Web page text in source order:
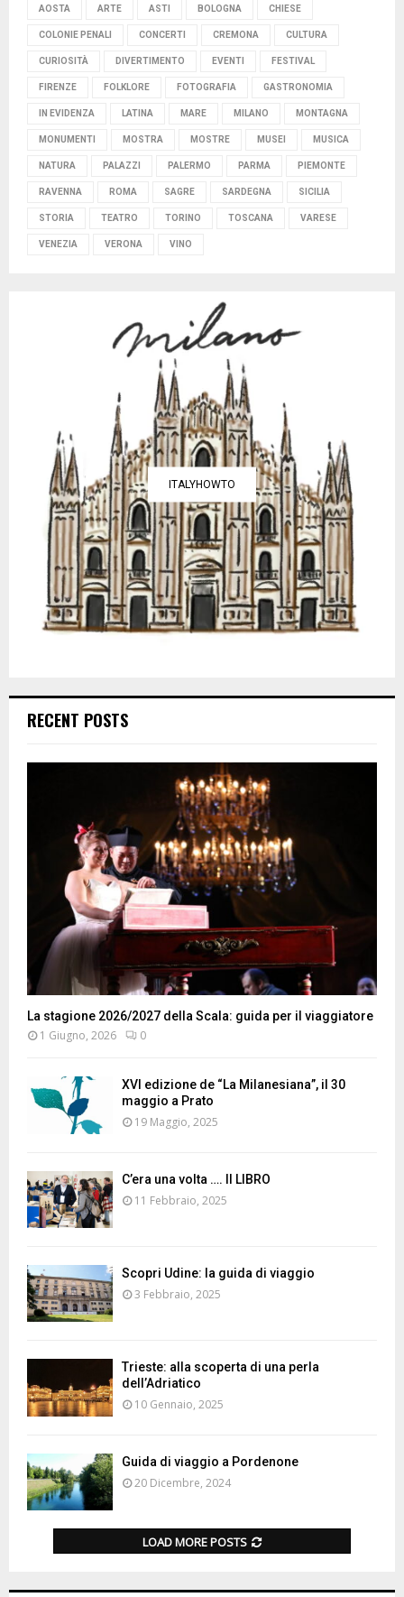
AOSTA ARTE ASTI BOLOGNA CHIESE
COLONIE PENALI CONCERTI CREMONA CULTURA
CURIOSITÀ DIVERTIMENTO EVENTI FESTIVAL
FIRENZE FOLKLORE FOTOGRAFIA GASTRONOMIA
IN EVIDENZA LATINA MARE MILANO MONTAGNA
MONUMENTI MOSTRA MOSTRE MUSEI MUSICA
NATURA PALAZZI PALERMO PARMA PIEMONTE
RAVENNA ROMA SAGRE SARDEGNA SICILIA
STORIA TEATRO TORINO TOSCANA VARESE
VENEZIA VERONA VINO
ITALYHOWTO
RECENT POSTS
La stagione 2026/2027 della Scala: guida per il viaggiatore
1 Giugno, 2026 0
XVI edizione de “La Milanesiana”, il 30
maggio a Prato
19 Maggio, 2025
C’era una volta …. Il LIBRO
11 Febbraio, 2025
Scopri Udine: la guida di viaggio
3 Febbraio, 2025
Trieste: alla scoperta di una perla
dell’Adriatico
10 Gennaio, 2025
Guida di viaggio a Pordenone
20 Dicembre, 2024
LOAD MORE POSTS